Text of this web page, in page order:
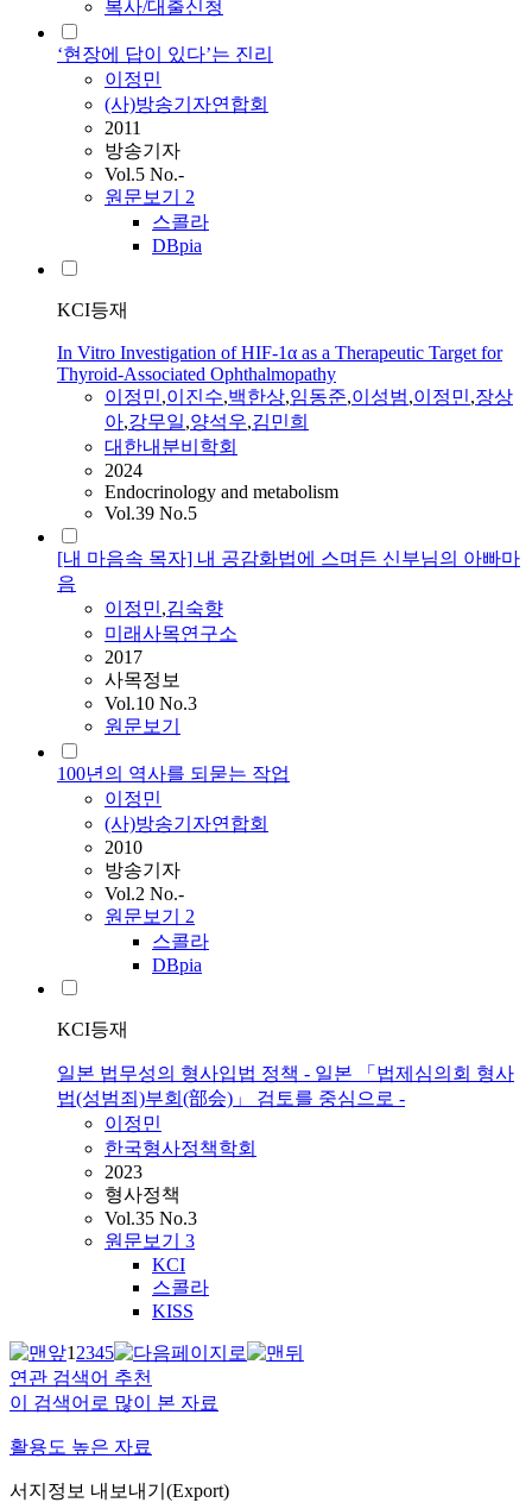
복사/대출신청
‘현장에 답이 있다’는 진리
이정민
(사)방송기자연합회
2011
방송기자
Vol.5 No.-
원문보기 2
스콜라
DBpia
KCI등재
In Vitro Investigation of HIF-1α as a Therapeutic Target for
Thyroid-Associated Ophthalmopathy
이정민,이진수,백한상,임동준,이성범,이정민,장상
아,강무일,양석우,김민희
대한내분비학회
2024
Endocrinology and metabolism
Vol.39 No.5
[내 마음속 목자] 내 공감화법에 스며든 신부님의 아빠마
음
이정민,김숙향
미래사목연구소
2017
사목정보
Vol.10 No.3
원문보기
100년의 역사를 되묻는 작업
이정민
(사)방송기자연합회
2010
방송기자
Vol.2 No.-
원문보기 2
스콜라
DBpia
KCI등재
일본 법무성의 형사입법 정책 - 일본 「법제심의회 형사
법(성범죄)부회(部会)」 검토를 중심으로 -
이정민
한국형사정책학회
2023
형사정책
Vol.35 No.3
원문보기 3
KCI
스콜라
KISS
12345
연관 검색어 추천
이 검색어로 많이 본 자료
활용도 높은 자료
서지정보 내보내기(Export)